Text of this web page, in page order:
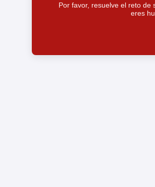
Por favor, resuelve el reto de
eres